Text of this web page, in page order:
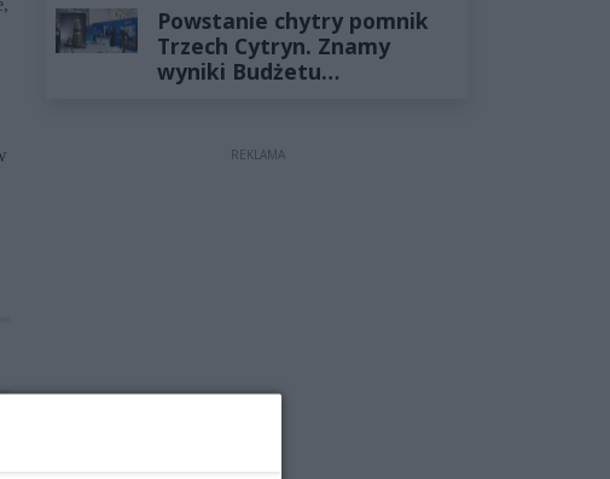
Powstanie chytry pomnik
Trzech Cytryn. Znamy
wyniki Budżetu
REKLAMA